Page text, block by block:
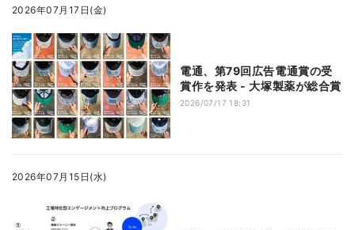
2026年07月17日(金)
電通、第79回広告電通賞の受
賞作を発表 - 大塚製薬が総合賞
2026/07/17 18:31
2026年07月15日(水)